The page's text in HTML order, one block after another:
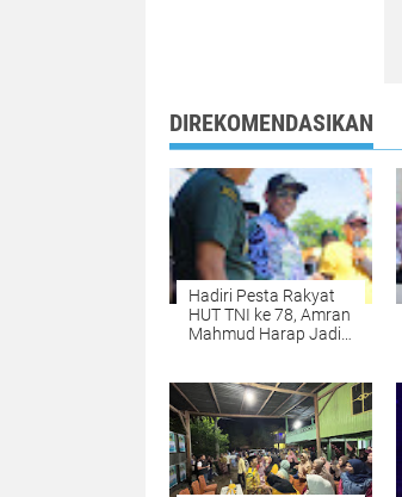
DIREKOMENDASIKAN
Hadiri Pesta Rakyat
HUT TNI ke 78, Amran
Mahmud Harap Jadi